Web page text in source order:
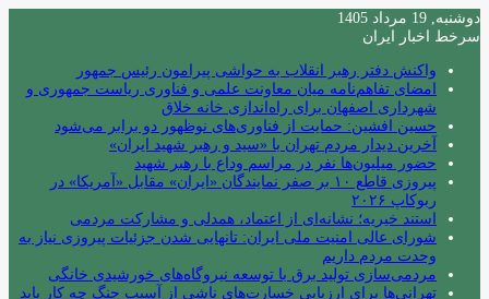
دوشنبه, 19 مرداد 1405
سرخط اخبار ایران
واکنش دفتر رهبر انقلاب به حواشی پیرامون رئیس جمهور
امضای تفاهم‌نامه میان معاونت علمی و فناوری ریاست جمهوری و
شهرداری اصفهان برای راه‌اندازی خانه خلاق
حسین افشین: حمایت از فناوری‌های نوظهور دو برابر می‌شود
آخرین دیدار مردم تهران با «سید و رهبر شهید ایران»
حضور میلیون‌ها نفر در مراسم وداع با رهبر شهید
پیروزی قاطع ۱۰ بر صفر نمایندگان «ایران» مقابل «آمریکا» در
ربوکاپ ۲۰۲۶
استند خیریه؛ نشانه‌ای از اعتماد، همدلی و مشارکت مردمی
شورای عالی امنیت ملی ایران: تانهایی شدن جزئیات پیروزی نیاز به
وحدت مردم داریم
مردمی‌سازی تولید برق با توسعه نیروگاه‌های خورشیدی خانگی
تهرانی‌ها برای ارزیابی خسارت‌های ناشی از آسیب جنگ چه کار باید